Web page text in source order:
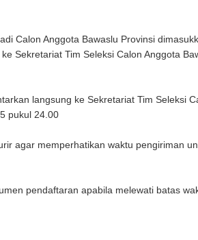
Calon Anggota Bawaslu Provinsi
Sekretariat Tim Seleksi Calon Anggota
langsung ke Sekretariat Tim Seleksi
pukul 24.00
agar memperhatikan waktu pengiriman
pendaftaran apabila melewati batas